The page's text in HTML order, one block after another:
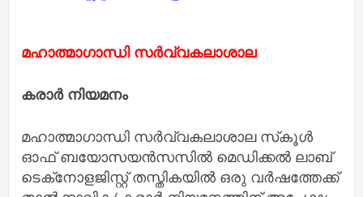
മഹാത്മാഗാന്ധി സർവ്വകലാശാല
കരാർ നിയമനം
മഹാത്മാഗാന്ധി സർവ്വകലാശാല സ്‌കൂൾ
ഓഫ് ബയോസയൻസസിൽ മെഡിക്കൽ ലാബ്
ടെക്‌നോളജിസ്റ്റ് തസ്തികയിൽ ഒരു വർഷത്തേക്ക്